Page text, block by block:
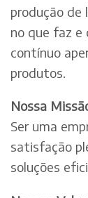
produção de
no que faz e
contínuo
produtos.
Nossa
Ser uma
satisfação
soluções